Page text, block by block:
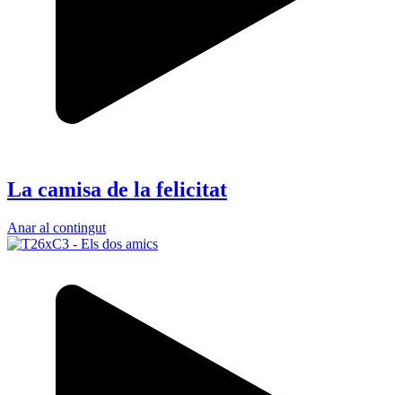
La camisa de la felicitat
Anar al contingut